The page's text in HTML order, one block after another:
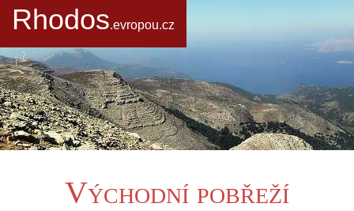
Rhodos.evropou.cz
Východní pobřeží